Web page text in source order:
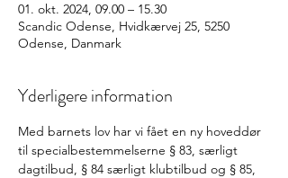
01. okt. 2024, 09.00 – 15.30
Scandic Odense, Hvidkærvej 25, 5250
Odense, Danmark
Yderligere information
Med barnets lov har vi fået en ny hoveddør
til specialbestemmelserne § 83, særligt
dagtilbud, § 84 særligt klubtilbud og § 85,